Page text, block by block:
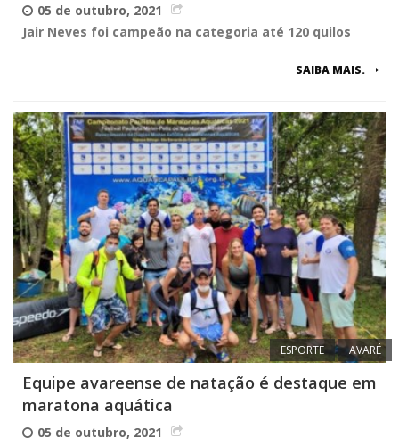
05 de outubro, 2021
Jair Neves foi campeão na categoria até 120 quilos
SAIBA MAIS.
ESPORTE AVARÉ
Equipe avareense de natação é destaque em
maratona aquática
05 de outubro, 2021